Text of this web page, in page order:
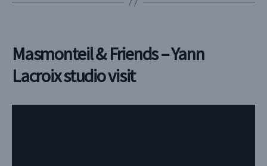
Masmonteil & Friends – Yann
Lacroix studio visit